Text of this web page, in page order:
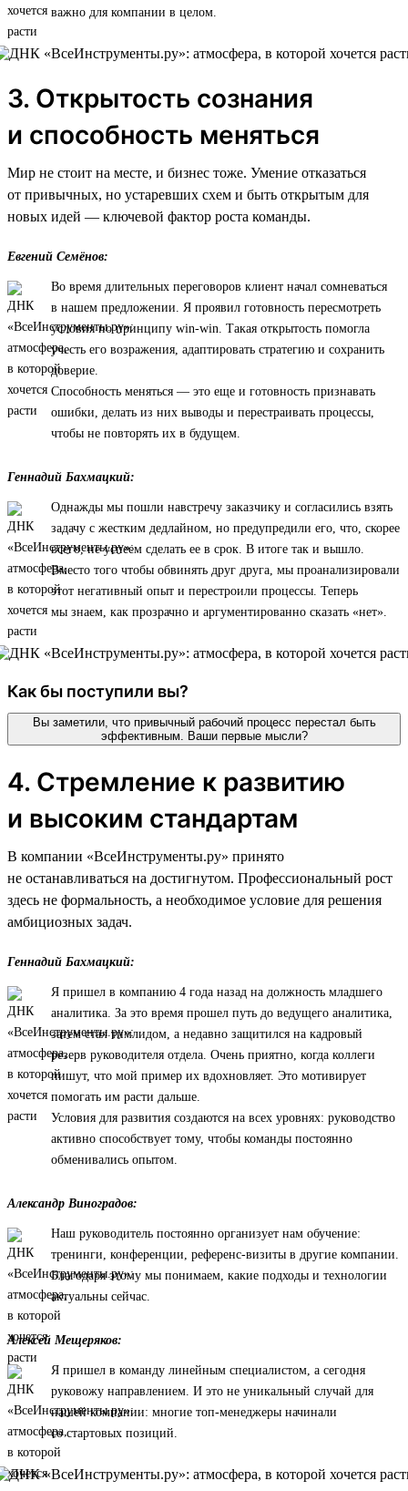
важно для компании в целом.
3. Открытость сознания
и способность меняться
Мир не стоит на месте, и бизнес тоже. Умение отказаться
от привычных, но устаревших схем и быть открытым для
новых идей — ключевой фактор роста команды.
Евгений Семёнов:
Во время длительных переговоров клиент начал сомневаться
в нашем предложении. Я проявил готовность пересмотреть
условия по принципу win-win. Такая открытость помогла
учесть его возражения, адаптировать стратегию и сохранить
доверие.
Способность меняться — это еще и готовность признавать
ошибки, делать из них выводы и перестраивать процессы,
чтобы не повторять их в будущем.
Геннадий Бахмацкий:
Однажды мы пошли навстречу заказчику и согласились взять
задачу с жестким дедлайном, но предупредили его, что, скорее
всего, не успеем сделать ее в срок. В итоге так и вышло.
Вместо того чтобы обвинять друг друга, мы проанализировали
этот негативный опыт и перестроили процессы. Теперь
мы знаем, как прозрачно и аргументированно сказать «нет».
Как бы поступили вы?
Вы заметили, что привычный рабочий процесс перестал быть
эффективным. Ваши первые мысли?
4. Стремление к развитию
и высоким стандартам
В компании «ВсеИнструменты.ру» принято
не останавливаться на достигнутом. Профессиональный рост
здесь не формальность, а необходимое условие для решения
амбициозных задач.
Геннадий Бахмацкий:
Я пришел в компанию 4 года назад на должность младшего
аналитика. За это время прошел путь до ведущего аналитика,
затем стал тимлидом, а недавно защитился на кадровый
резерв руководителя отдела. Очень приятно, когда коллеги
пишут, что мой пример их вдохновляет. Это мотивирует
помогать им расти дальше.
Условия для развития создаются на всех уровнях: руководство
активно способствует тому, чтобы команды постоянно
обменивались опытом.
Александр Виноградов:
Наш руководитель постоянно организует нам обучение:
тренинги, конференции, референс-визиты в другие компании.
Благодаря этому мы понимаем, какие подходы и технологии
актуальны сейчас.
Алексей Мещеряков:
Я пришел в команду линейным специалистом, а сегодня
руковожу направлением. И это не уникальный случай для
нашей компании: многие топ-менеджеры начинали
со стартовых позиций.